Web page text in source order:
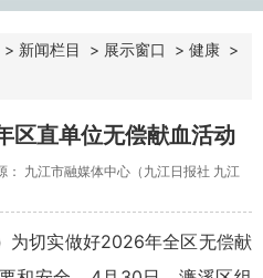
> 新闻栏目 > 展示窗口 > 健康 >
直单位无偿献血活动
： 九江市融媒体中心（九江日报社 九江
为切实做好2026年全区无偿献